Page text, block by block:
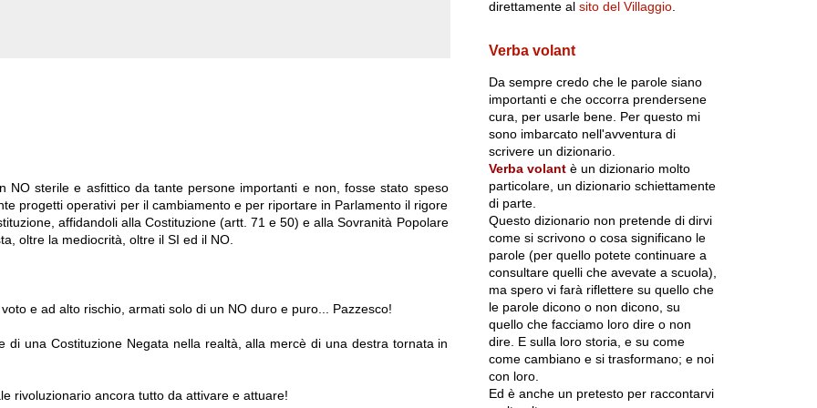
NO sterile e asfittico da tante persone importanti e non, fosse stato speso
progetti operativi per il cambiamento e per riportare in Parlamento il rigore
affidandoli alla Costituzione (artt. 71 e 50) e alla Sovranità Popolare
oltre la mediocrità, oltre il SI ed il NO.
e ad alto rischio, armati solo di un NO duro e puro... Pazzesco!
di una Costituzione Negata nella realtà, alla mercè di una destra tornata in
rivoluzionario ancora tutto da attivare e attuare!
direttamente al sito del Villaggio.
Verba volant
Da sempre credo che le parole siano
importanti e che occorra prendersene
cura, per usarle bene. Per questo mi
sono imbarcato nell'avventura di
scrivere un dizionario.
Verba volantè un dizionario molto
particolare, un dizionario schiettamente
di parte.
Questo dizionario non pretende di dirvi
come si scrivono o cosa significano le
parole (per quello potete continuare a
consultare quelli che avevate a scuola),
ma spero vi farà riflettere su quello che
le parole dicono o non dicono, su
quello che facciamo loro dire o non
dire. E sulla loro storia, e su come
come cambiano e si trasformano; e noi
con loro.
Ed è anche un pretesto per raccontarvi